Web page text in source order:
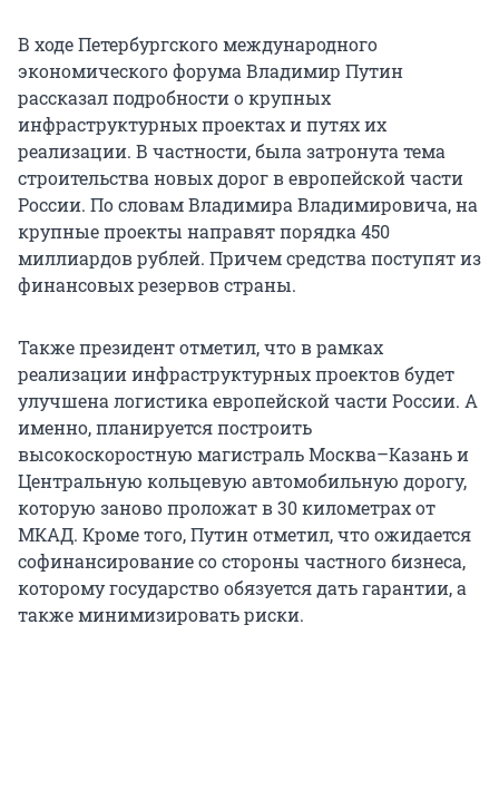
В ходе Петербургского международного
экономического форума Владимир Путин
рассказал подробности о крупных
инфраструктурных проектах и путях их
реализации. В частности, была затронута тема
строительства новых дорог в европейской части
России. По словам Владимира Владимировича, на
крупные проекты направят порядка 450
миллиардов рублей. Причем средства поступят из
финансовых резервов страны.
Также президент отметил, что в рамках
реализации инфраструктурных проектов будет
улучшена логистика европейской части России. А
именно, планируется построить
высокоскоростную магистраль Москва–Казань и
Центральную кольцевую автомобильную дорогу,
которую заново проложат в 30 километрах от
МКАД. Кроме того, Путин отметил, что ожидается
софинансирование со стороны частного бизнеса,
которому государство обязуется дать гарантии, а
также минимизировать риски.